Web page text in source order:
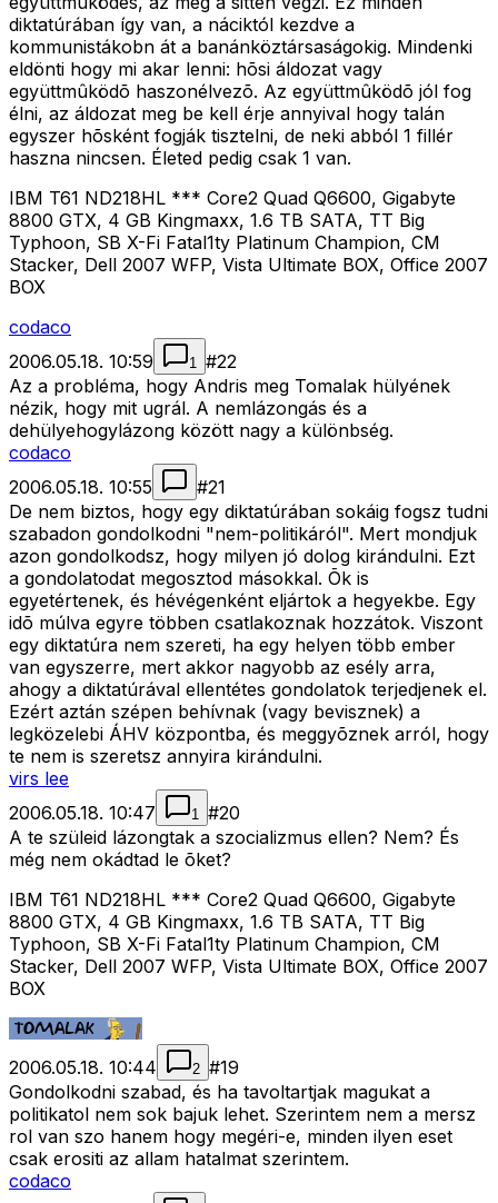
diktatúrában így van, a náciktól kezdve a
kommunistákobn át a banánköztársaságokig. Mindenki
eldönti hogy mi akar lenni: hõsi áldozat vagy
együttmûködõ haszonélvezõ. Az együttmûködõ jól fog
élni, az áldozat meg be kell érje annyival hogy talán
egyszer hõsként fogják tisztelni, de neki abból 1 fillér
haszna nincsen. Életed pedig csak 1 van.
IBM T61 ND218HL *** Core2 Quad Q6600, Gigabyte
8800 GTX, 4 GB Kingmaxx, 1.6 TB SATA, TT Big
Typhoon, SB X-Fi Fatal1ty Platinum Champion, CM
Stacker, Dell 2007 WFP, Vista Ultimate BOX, Office 2007
BOX
codaco
2006.05.18. 10:59
1 #22
Az a probléma, hogy Andris meg Tomalak hülyének
nézik, hogy mit ugrál. A nemlázongás és a
dehülyehogylázong között nagy a különbség.
codaco
2006.05.18. 10:55
#21
De nem biztos, hogy egy diktatúrában sokáig fogsz tudni
szabadon gondolkodni "nem-politikáról". Mert mondjuk
azon gondolkodsz, hogy milyen jó dolog kirándulni. Ezt
a gondolatodat megosztod másokkal. Õk is
egyetértenek, és hévégenként eljártok a hegyekbe. Egy
idõ múlva egyre többen csatlakoznak hozzátok. Viszont
egy diktatúra nem szereti, ha egy helyen több ember
van egyszerre, mert akkor nagyobb az esély arra,
ahogy a diktatúrával ellentétes gondolatok terjedjenek el.
Ezért aztán szépen behívnak (vagy bevisznek) a
legközelebi ÁHV központba, és meggyõznek arról, hogy
te nem is szeretsz annyira kirándulni.
virs lee
2006.05.18. 10:47
1 #20
A te szüleid lázongtak a szocializmus ellen? Nem? És
még nem okádtad le õket?
IBM T61 ND218HL *** Core2 Quad Q6600, Gigabyte
8800 GTX, 4 GB Kingmaxx, 1.6 TB SATA, TT Big
Typhoon, SB X-Fi Fatal1ty Platinum Champion, CM
Stacker, Dell 2007 WFP, Vista Ultimate BOX, Office 2007
BOX
2006.05.18. 10:44 2 #19
Gondolkodni szabad, és ha tavoltartjak magukat a
politikatol nem sok bajuk lehet. Szerintem nem a mersz
rol van szo hanem hogy megéri-e, minden ilyen eset
csak erositi az allam hatalmat szerintem.
codaco